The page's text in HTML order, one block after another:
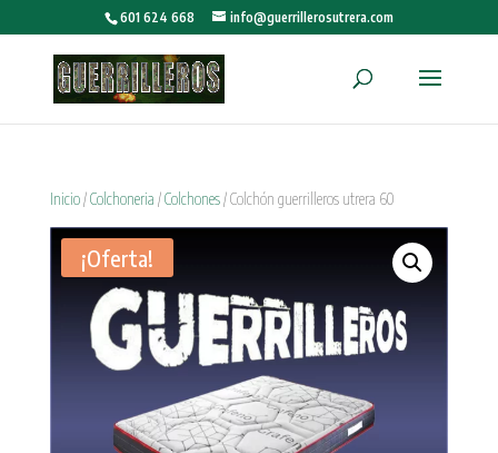
601 624 668 info@guerrillerosutrera.com
Inicio/Colchoneria /Colchones/ Colchón guerrilleros utrera 60
¡Oferta!